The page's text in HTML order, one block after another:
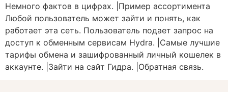
Немного фактов в цифрах. |Пример ассортимента
Любой пользователь может зайти и понять, как
работает эта сеть. Пользователь подает запрос на
доступ к обменным сервисам Hydra. |Самые лучшие
тарифы обмена и зашифрованный личный кошелек в
аккаунте. |Зайти на сайт Гидра. |Обратная связь.